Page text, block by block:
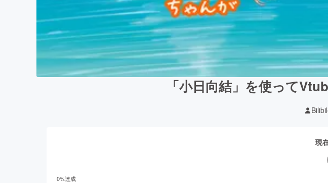
「小日向結」を使って
現
0%達成